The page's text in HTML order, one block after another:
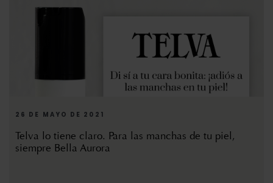
26 DE MAYO DE 2021
Telva lo tiene claro. Para las manchas de tu piel,
siempre Bella Aurora